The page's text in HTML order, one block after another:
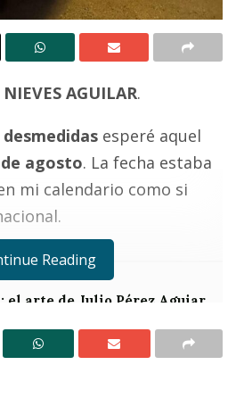
NIEVES AGUILAR.
desmedidas esperé aquel
agosto. La fecha estaba
mi calendario como si
el arte de Julio Pérez Aguiar
Reading